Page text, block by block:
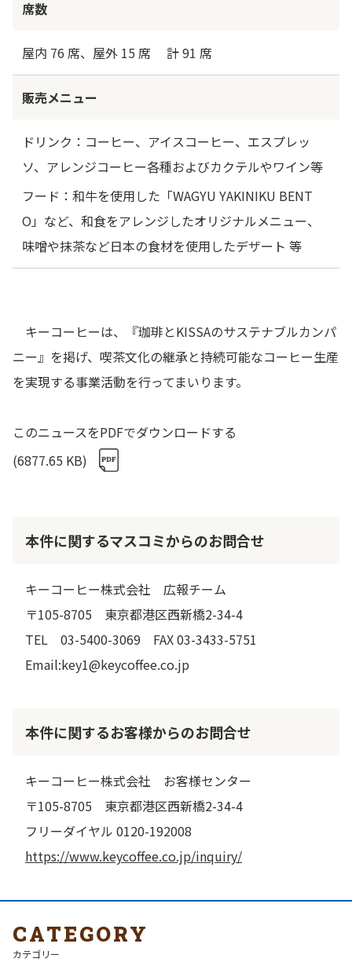
席数
屋内 76 席、屋外 15 席 計 91 席
販売メニュー
ドリンク：コーヒー、アイスコーヒー、エスプレッ
ソ、アレンジコーヒー各種およびカクテルやワイン等
フード：和牛を使用した「WAGYU YAKINIKU BENT
O」など、和食をアレンジしたオリジナルメニュー、
味噌や抹茶など日本の食材を使用したデザート 等
キーコーヒーは、『珈琲とKISSAのサステナブルカンパ
ニー』を掲げ、喫茶文化の継承と持続可能なコーヒー生産
を実現する事業活動を行ってまいります。
このニュースをPDFでダウンロードする
(6877.65 KB)
本件に関するマスコミからのお問合せ
キーコーヒー株式会社 広報チーム
〒105-8705 東京都港区西新橋2-34-4
TEL 03-5400-3069 FAX 03-3433-5751
Email:key1@keycoffee.co.jp
本件に関するお客様からのお問合せ
キーコーヒー株式会社 お客様センター
〒105-8705 東京都港区西新橋2-34-4
フリーダイヤル 0120-192008
https://www.keycoffee.co.jp/inquiry/
CATEGORY
カテゴリー